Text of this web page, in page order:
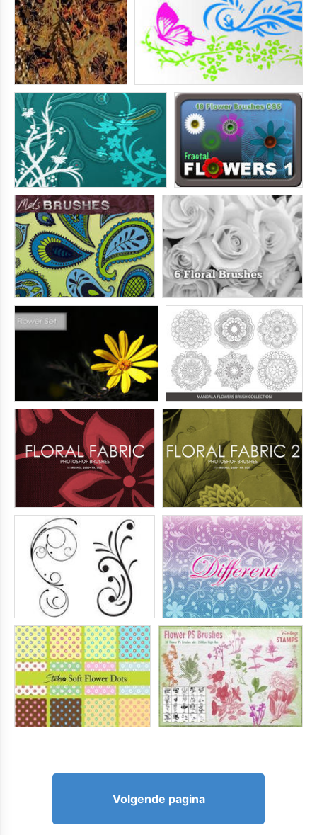
Volgende pagina